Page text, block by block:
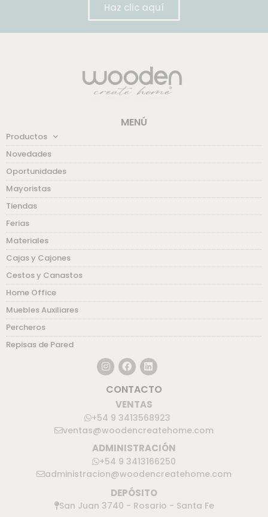
Haz clic aquí
MENÚ
Productos
Novedades
Oportunidades
Mayoristas
Tiendas
Ferias
Materiales
Cajas y Cajones
Cestos y Canastos
Home Office
Muebles Auxiliares
Percheros
Repisas de Pared
CONTACTO
VENTAS
+54 9 3413568923
ventas@woodencreatehome.com
ADMINISTRACIÓN
+54 9 3413166250
administracion@woodencreatehome.com
DEPÓSITO
San Juan 3740 - Rosario - Santa Fe